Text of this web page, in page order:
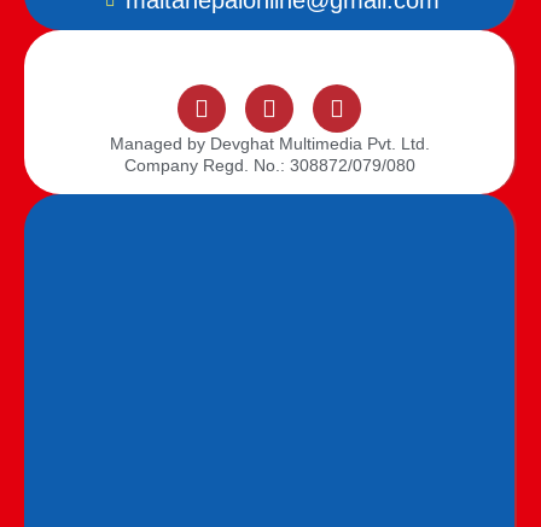
Managed by Devghat Multimedia Pvt. Ltd.
Company Regd. No.: 308872/079/080